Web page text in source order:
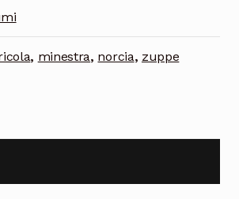
, minestra, norcia, zuppe